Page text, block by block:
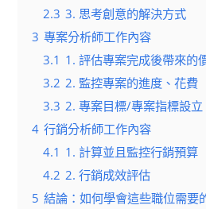
2.3 3. 思考創意的解決方式
3 專案分析師工作內容
3.1 1. 評估專案完成後帶來的
3.2 2. 監控專案的進度、花費
3.3 2. 專案目標/專案指標設立
4 行銷分析師工作內容
4.1 1. 計算並且監控行銷預算
4.2 2. 行銷成效評估
5 結論：如何學會這些職位需要